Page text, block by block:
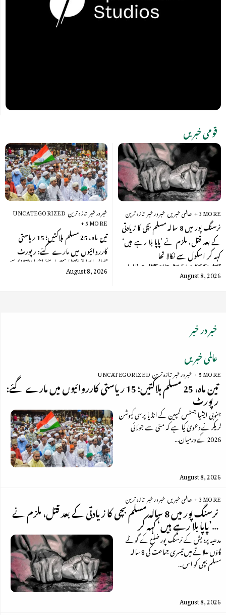
قومی خبریں
UNCATEGORIZED تازہ ترینخبر در خبر
+ 5 MORE
تین ماہ، 25 مسلم ہلاکتیں؛ 15 ریاستی
کارروائیوں میں مارے گئے: رپورٹ
جنوبی ایشیا جسٹس کمپین کے انڈیا پرسی کیوشن ٹریکر نے دعویٰ کیا ہے کہ مئی سے جولائی 2026 کے درمیان…
August 8, 2026
تازہ ترینخبر در خبرعالمی خبریں+ 3 MORE
نرسنگ پور میں 8 سالہ مسلم بچی کا زیادتی
کے بعد قتل، ملزم نے ’پاپا بلا رہے ہیں‘
کہہ کر اسکول سے نکالا تھا
مدھیہ پردیش کے نرسنگ پور ضلع کے گوٹے گاؤں علاقے میں تیسری جماعت کی 8 سالہ مسلم بچی کو اس…
August 8, 2026
خبر در خبر
عالمی خبریں
UNCATEGORIZEDتازہ ترینخبر در خبر+ 5 MORE
تین ماہ، 25 مسلم ہلاکتیں؛ 15 ریاستی کارروائیوں میں مارے گئے:
رپورٹ
جنوبی ایشیا جسٹس کمپین کے انڈیا پرسی کیوشن
ٹریکر نے دعویٰ کیا ہے کہ مئی سے جولائی
2026 کے درمیان…
August 8, 2026
تازہ ترینخبر در خبرعالمی خبریں+ 3 MORE
نرسنگ پور میں 8 سالہ مسلم بچی کا زیادتی کے بعد قتل، ملزم نے
’پاپا بلا رہے ہیں‘ کہہ کر…
مدھیہ پردیش کے نرسنگ پور ضلع کے گوٹے
گاؤں علاقے میں تیسری جماعت کی 8 سالہ
مسلم بچی کو اس…
August 8, 2026